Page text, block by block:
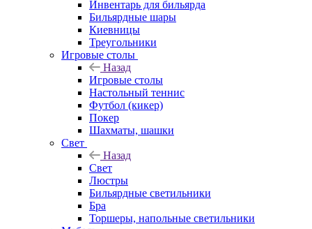
Инвентарь для бильярда
Бильярдные шары
Киевницы
Треугольники
Игровые столы
Назад
Игровые столы
Настольный теннис
Футбол (кикер)
Покер
Шахматы, шашки
Свет
Назад
Свет
Люстры
Бильярдные светильники
Бра
Торшеры, напольные светильники